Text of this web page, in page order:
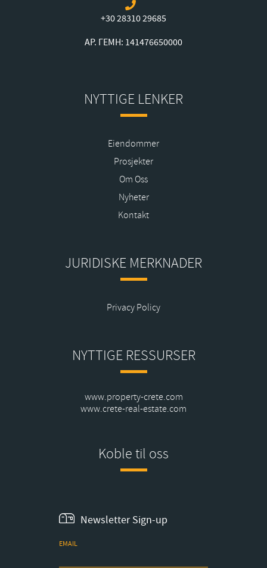
+30 28310 29685
ΑΡ. ΓΕΜΗ: 141476650000
NYTTIGE LENKER
Eiendommer
Prosjekter
Om Oss
Nyheter
Kontakt
JURIDISKE MERKNADER
Privacy Policy
NYTTIGE RESSURSER
www.property-crete.com
www.crete-real-estate.com
Koble til oss
Newsletter Sign-up
EMAIL